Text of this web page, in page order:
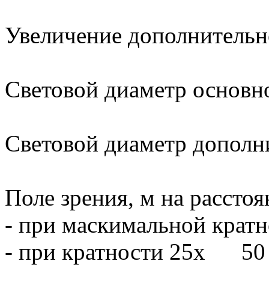
Увеличение
Световой диаметр
Световой диаметр
Поле зрения, м на
- при маскимальной
- при кратности 25х 50